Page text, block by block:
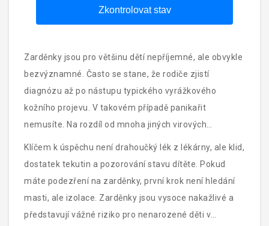
Zkontrolovat stav
Zarděnky jsou pro většinu dětí nepříjemné, ale obvykle
bezvýznamné. Často se stane, že rodiče zjistí
diagnózu až po nástupu typického vyrážkového
kožního projevu. V takovém případě panikařit
nemusíte. Na rozdíl od mnoha jiných virových
onemocnění neexistuje specifický lék na virus
způsobující rubeolu (lidově známou jako zarděnky
Léčba je tedy čistě podpůrná a zaměřená na zmírnění
příznaků, dokud si tělo samo nevyrábí protilátky a
nemoc neodzní.
Klíčem k úspěchu není drahoučký lék z lékárny, ale klid,
dostatek tekutin a pozorování stavu dítěte. Pokud
máte podezření na zarděnky, první krok není hledání
masti, ale izolace. Zarděnky jsou vysoce nakažlivé a
představují vážné riziko pro nenarozené děti v